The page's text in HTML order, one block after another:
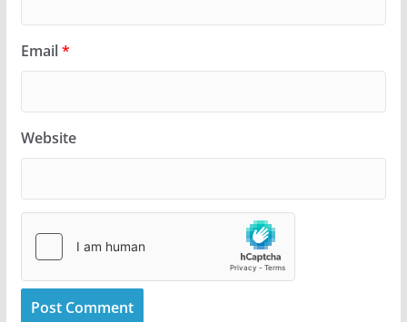
Email*
Website